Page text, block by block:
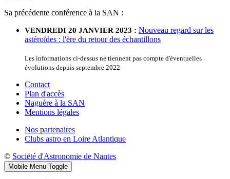
Sa précédente conférence à la SAN :
VENDREDI 20 JANVIER 2023 : Nouveau regard sur les
astéroïdes : l'ère du retour des échantillons
Les informations ci-dessus ne tiennent pas compte d'éventuelles
évolutions depuis septembre 2022
Contact
Plan d'accès
Naguère à la SAN
Mentions légales
Nos partenaires
Clubs astro en Loire Atlantique
© Société d'Astronomie de Nantes
Mobile Menu Toggle